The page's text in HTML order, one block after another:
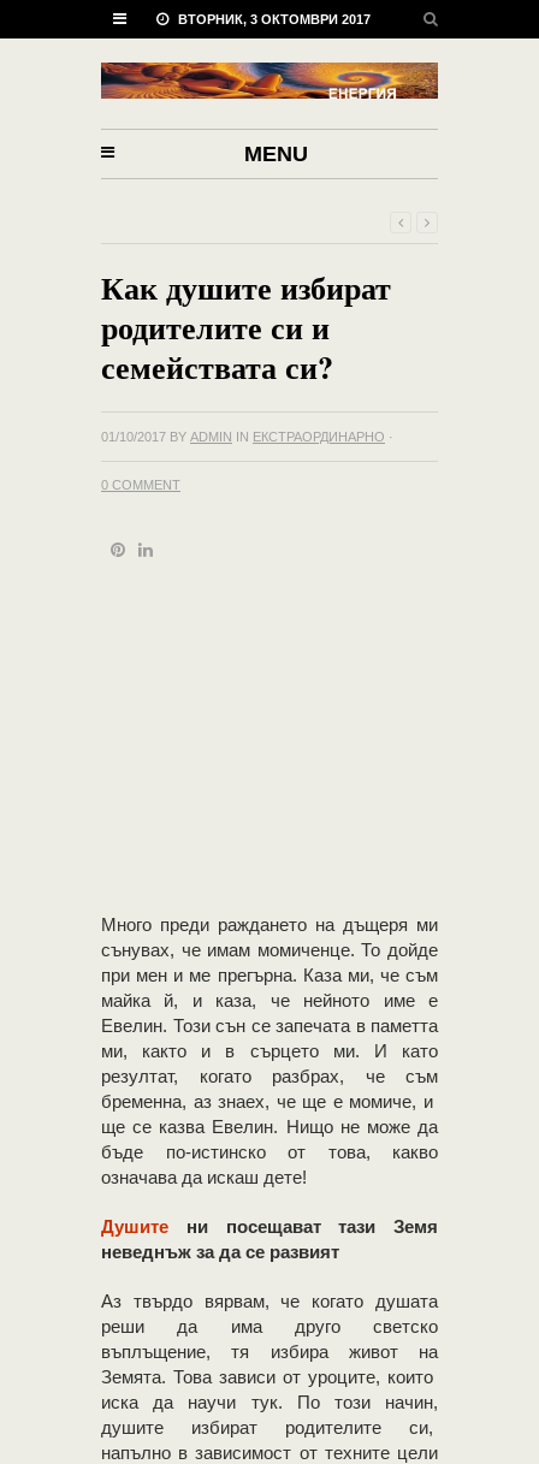
ВТОРНИК, 3 ОКТОМВРИ 2017
MENU
Как душите избират
родителите си и
семействата си?
01/10/2017 BY ADMIN IN ЕКСТРАОРДИНАРНО ·
0 COMMENT
Много преди раждането на дъщеря ми
сънувах, че имам момиченце. То дойде
при мен и ме прегърна. Каза ми, че съм
майка й, и каза, че нейното име е
Евелин. Този сън се запечата в паметта
ми, както и в сърцето ми. И като
резултат, когато разбрах, че съм
бременна, аз знаех, че ще е момиче, и
ще се казва Евелин. Нищо не може да
бъде по-истинско от това, какво
означава да искаш дете!
Душите ни посещават тази Земя
неведнъж за да се развият
Аз твърдо вярвам, че когато душата
реши да има друго светско
въплъщение, тя избира живот на
Земята. Това зависи от уроците, които
иска да научи тук. По този начин,
душите избират родителите си,
напълно в зависимост от техните цели